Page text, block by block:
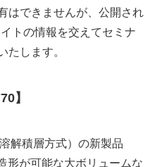
はできませんが、公開され
トの情報を交えてセミナ
たします。
】
解積層方式）の新製品
形が可能な大ボリュームな